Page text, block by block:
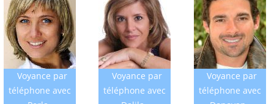
Voyance par
téléphone avec
Voyance par
téléphone avec
Voyance par
téléphone avec